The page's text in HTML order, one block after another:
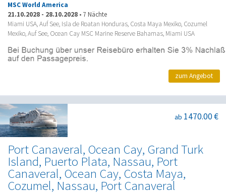
MSC World America
21.10.2028 - 28.10.2028 • 7 Nächte
Miami USA, Auf See, Isla de Roatan Honduras, Costa Maya Mexiko, Cozumel
Mexiko, Auf See, Ocean Cay MSC Marine Reserve Bahamas, Miami USA
zum Angebot
Port Canaveral, Ocean Cay, Grand Turk
Island, Puerto Plata, Nassau, Port
Canaveral, Ocean Cay, Costa Maya,
Cozumel, Nassau, Port Canaveral
ab 1470.00 €